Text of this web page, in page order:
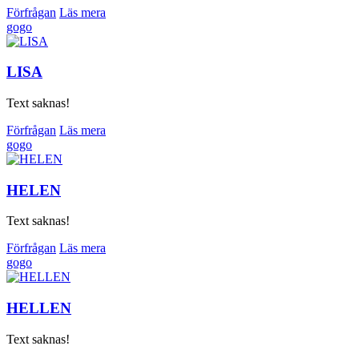
Förfrågan Läs mera
gogo
LISA
Text saknas!
Förfrågan Läs mera
gogo
HELEN
Text saknas!
Förfrågan Läs mera
gogo
HELLEN
Text saknas!